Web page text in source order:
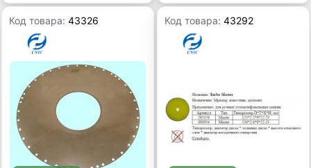
Код товара:43326 Код товара:43292